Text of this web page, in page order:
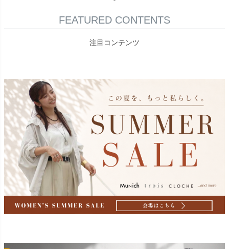
FEATURED CONTENTS
注目コンテンツ